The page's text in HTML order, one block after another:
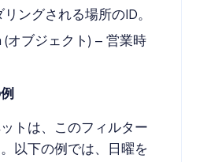
ングされる場所のID。
オブジェクト) – 営業時
トは、このフィルター
以下の例では、日曜を